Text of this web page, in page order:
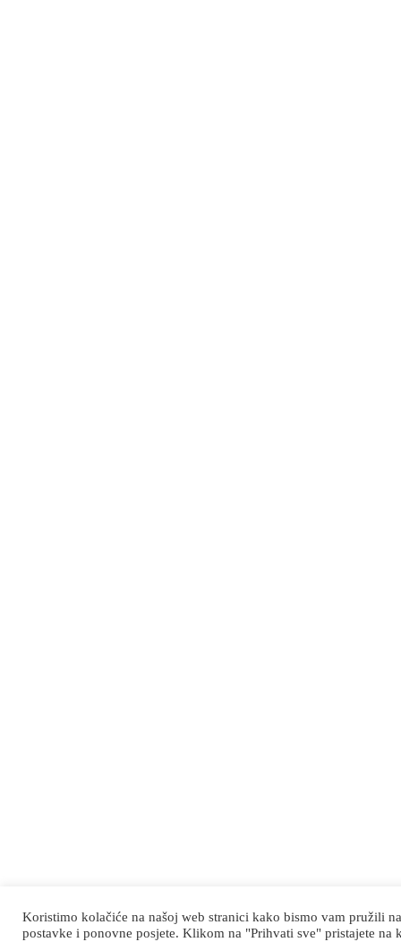
Koristimo kolačiće na našoj web stranici kako bismo vam pružili
postavke i ponovne posjete. Klikom na "Prihvati sve" pristajete na